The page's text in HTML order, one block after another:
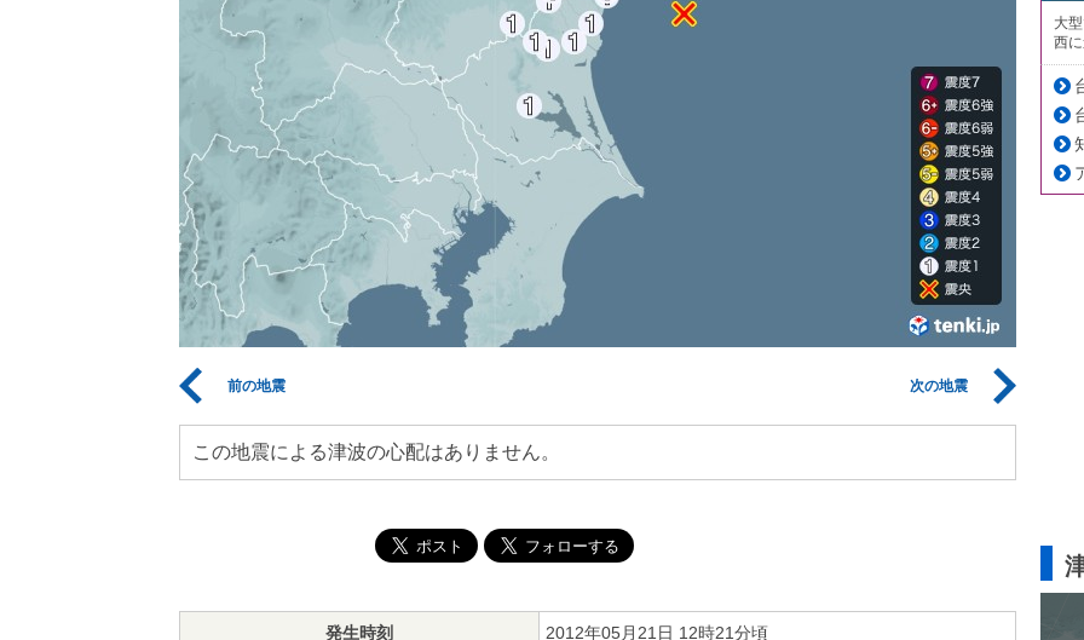
前の地震 次の地震
この地震による津波の心配はありません。
発生時刻 2012年05月21日 12時21分頃
大
西